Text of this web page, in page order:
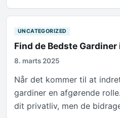
UNCATEGORIZED
Find de Bedste Gardiner
8. marts 2025
Når det kommer til at
gardiner en afgørende
dit privatliv, men de